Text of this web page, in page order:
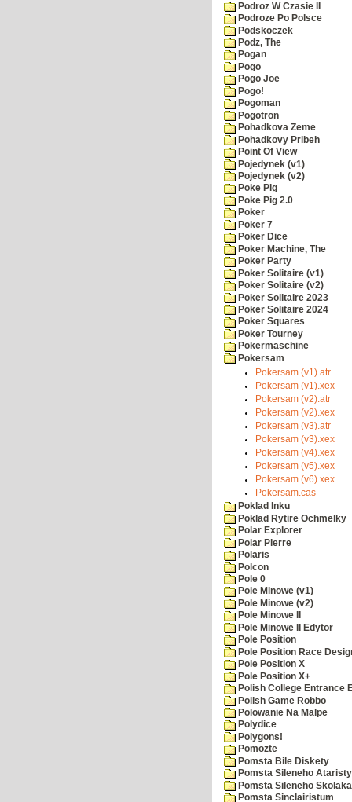
Podroz W Czasie II
Podroze Po Polsce
Podskoczek
Podz, The
Pogan
Pogo
Pogo Joe
Pogo!
Pogoman
Pogotron
Pohadkova Zeme
Pohadkovy Pribeh
Point Of View
Pojedynek (v1)
Pojedynek (v2)
Poke Pig
Poke Pig 2.0
Poker
Poker 7
Poker Dice
Poker Machine, The
Poker Party
Poker Solitaire (v1)
Poker Solitaire (v2)
Poker Solitaire 2023
Poker Solitaire 2024
Poker Squares
Poker Tourney
Pokermaschine
Pokersam
Pokersam (v1).atr
Pokersam (v1).xex
Pokersam (v2).atr
Pokersam (v2).xex
Pokersam (v3).atr
Pokersam (v3).xex
Pokersam (v4).xex
Pokersam (v5).xex
Pokersam (v6).xex
Pokersam.cas
Poklad Inku
Poklad Rytire Ochmelky
Polar Explorer
Polar Pierre
Polaris
Polcon
Pole 0
Pole Minowe (v1)
Pole Minowe (v2)
Pole Minowe II
Pole Minowe II Edytor
Pole Position
Pole Position Race
Pole Position X
Pole Position X+
Polish College Entrance
Polish Game Robbo
Polowanie Na Malpe
Polydice
Polygons!
Pomozte
Pomsta Bile Diskety
Pomsta Sileneho Ataristy
Pomsta Sileneho Skolaka
Pomsta Sinclairistum